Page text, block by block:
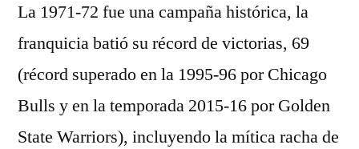
La 1971-72 fue una campaña histórica, la
franquicia batió su récord de victorias, 69
(récord superado en la 1995-96 por Chicago
Bulls y en la temporada 2015-16 por Golden
State Warriors), incluyendo la mítica racha de